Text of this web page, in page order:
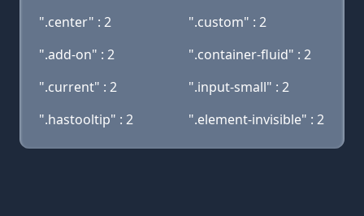
".center" : 2
".custom" : 2
".add-on" : 2
".container-fluid" : 2
".current" : 2
".input-small" : 2
".hastooltip" : 2
".element-invisible" : 2